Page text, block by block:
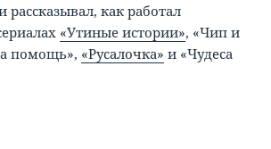
как работал
«Утиные истории», «Чип и
помощь», «Русалочка» и «Чудеса